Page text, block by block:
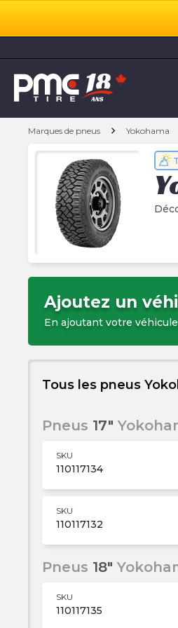
Marques de pneus chevron_right Yokohama
Ajoutez un
En ajoutant votre
Tous les pneus
Pneus 17"
SKU
110117134
SKU
110117132
Pneus 18"
SKU
110117135